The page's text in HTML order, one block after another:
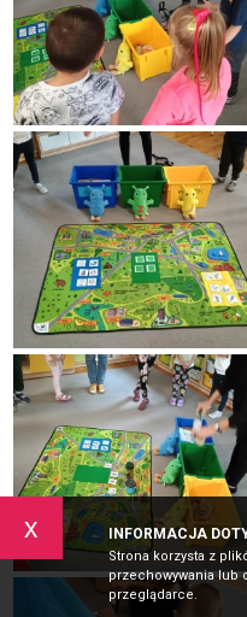
x INFORMACJA
Strona korzysta z
przechowywania lub
przeglądarce.